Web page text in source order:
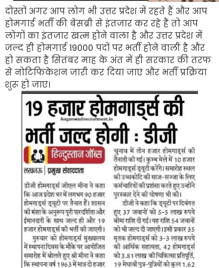
दोस्तों अगर आप लोग भी उत्तर प्रदेश में रहते हैं और आप
होमगार्ड भर्ती की बेसब्री से इंतजार कर रहे हैं तो आप
लोगों का इंतजार खत्म होने वाला है और उत्तर प्रदेश में
जल्द ही होमगार्ड 19000 पदों पर भर्ती होने वाली है और
हो सकता है सितंबर माह के अंत में ही सरकार की तरफ
से नोटिफिकेशन जारी कर दिया जाए और भर्ती प्रक्रिया
शुरू हो जाए।